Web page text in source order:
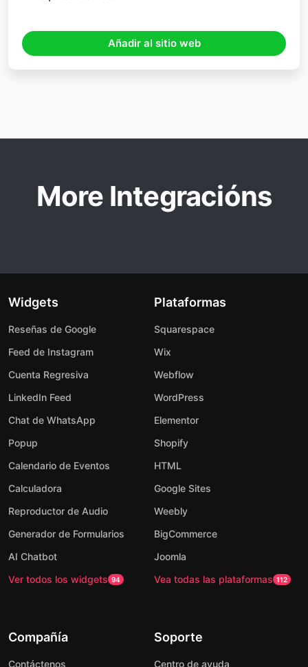
Añadir al sitio web
More Integracións
Widgets
Reseñas de Google
Feed de Instagram
Cuenta Regresiva
LinkedIn Feed
Chat de WhatsApp
Popup
Calendario de Eventos
Calculadora
Reproductor de Audio
Generador de Formularios
AI Chatbot
Ver todos los widgets 94
Plataformas
Squarespace
Wix
Webflow
WordPress
Elementor
Shopify
HTML
Google Sites
Weebly
BigCommerce
Joomla
Vea todas las plataformas 112
Compañía
Contáctenos
Soporte
Centro de ayuda